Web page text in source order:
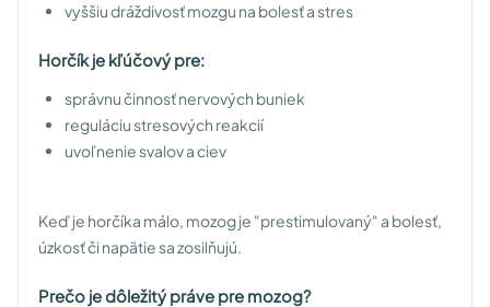
vyššiu dráždivosť mozgu na bolesť a stres
Horčík je kľúčový pre:
správnu činnosť nervových buniek
reguláciu stresových reakcií
uvoľnenie svalov a ciev
Keď je horčíka málo, mozog je "prestimulovaný" a bolesť,
úzkosť či napätie sa zosilňujú.
Prečo je dôležitý práve pre mozog?